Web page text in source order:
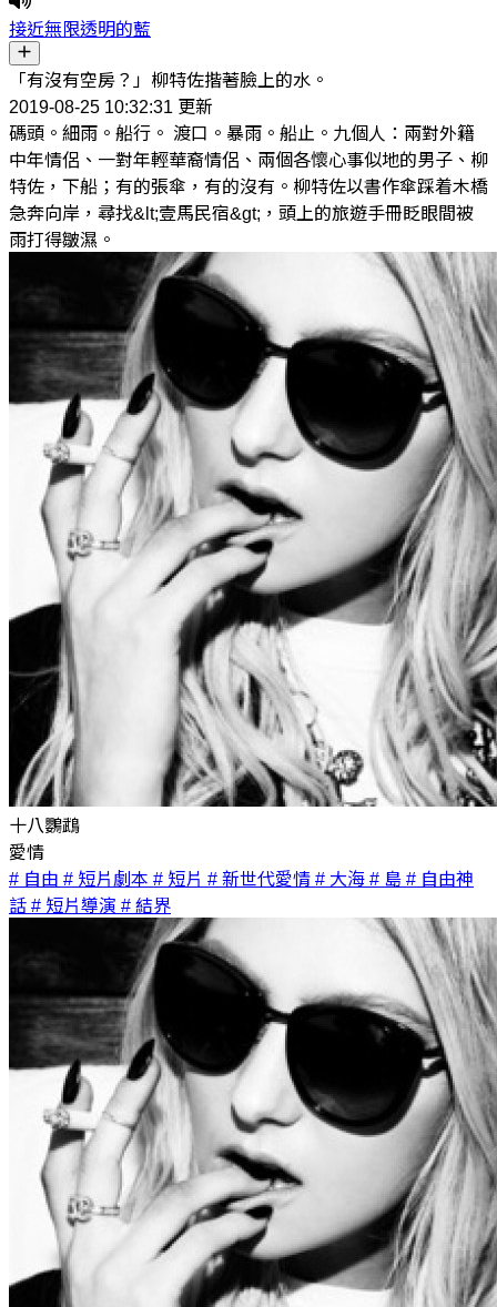
接近無限透明的藍
「有沒有空房？」柳特佐揩著臉上的水。
2019-08-25 10:32:31 更新
碼頭。細雨。船行。 渡口。暴雨。船止。九個人：兩對外籍
中年情侶、一對年輕華裔情侶、兩個各懷心事似地的男子、柳
特佐，下船；有的張傘，有的沒有。柳特佐以書作傘踩着木橋
急奔向岸，尋找&lt;壹馬民宿&gt;，頭上的旅遊手冊眨眼間被
雨打得皺濕。
十八鸚鵡
愛情
# 自由 # 短片劇本 # 短片 # 新世代愛情 # 大海 # 島 # 自由神
話 # 短片導演 # 結界